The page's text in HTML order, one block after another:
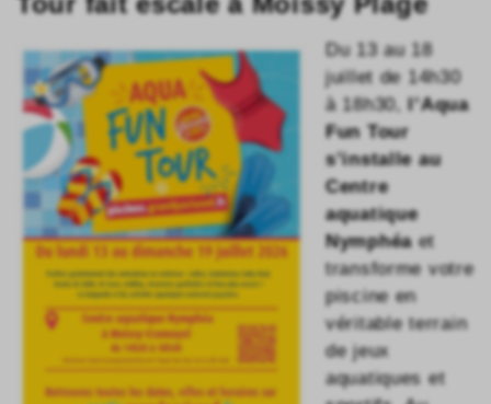
Du 13 au 18
juillet de 14h30
à 18h30,l’Aqua
Fun Tour
s’installe au
Centre
aquatique
Nymphéaet
transforme votre
piscine en
véritable terrain
de jeux
aquatiques et